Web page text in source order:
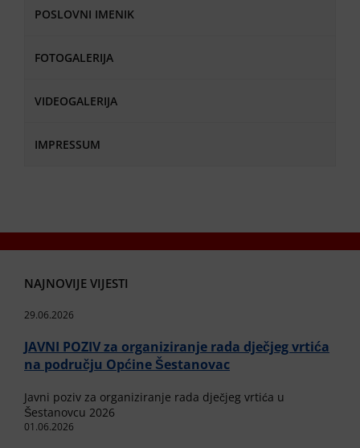
POSLOVNI IMENIK
FOTOGALERIJA
VIDEOGALERIJA
IMPRESSUM
NAJNOVIJE VIJESTI
29.06.2026
JAVNI POZIV za organiziranje rada dječjeg vrtića
na području Općine Šestanovac
Javni poziv za organiziranje rada dječjeg vrtića u
Šestanovcu 2026
01.06.2026